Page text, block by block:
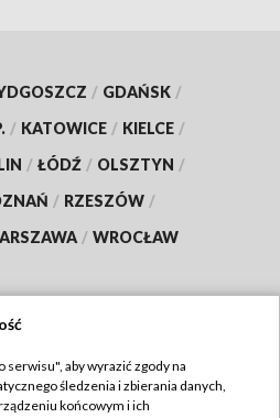
/ GDAŃSK /
/ KATOWICE / KIELCE /
/ ŁÓDŹ / OLSZTYN /
/ RZESZÓW /
/ WROCŁAW
TVP
aby wyrazić zgody na
śledzenia i zbierania danych,
końcowym i ich